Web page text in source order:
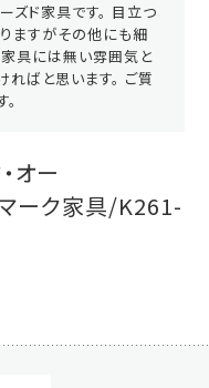
ズド家具です。 目立つ
ますがその他にも細
具には無い雰囲気と
ばと思います。 ご質
オー
ーク家具/K261-